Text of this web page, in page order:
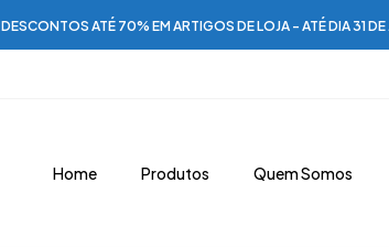
DESCONTOS ATÉ 70% EM ARTIGOS DE LOJA - ATÉ DIA 31
Home Produtos Quem Somos